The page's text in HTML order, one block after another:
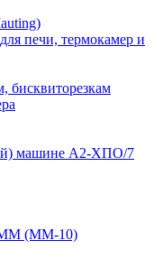
печи, термокамер и
бисквиторезкам
машине А2-ХПО/7
ММ (ММ-10)